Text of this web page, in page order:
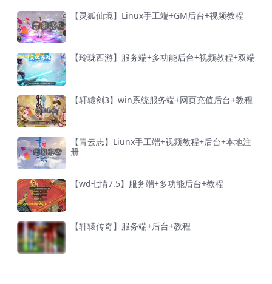
【灵狐仙境】Linux手工端+GM后台+视频教程
【玲珑西游】服务端+多功能后台+视频教程+双端
【轩辕剑3】win系统服务端+网页充值后台+教程
【青云志】Liunx手工端+视频教程+后台+本地注
册
【wd七情7.5】服务端+多功能后台+教程
【轩辕传奇】服务端+后台+教程